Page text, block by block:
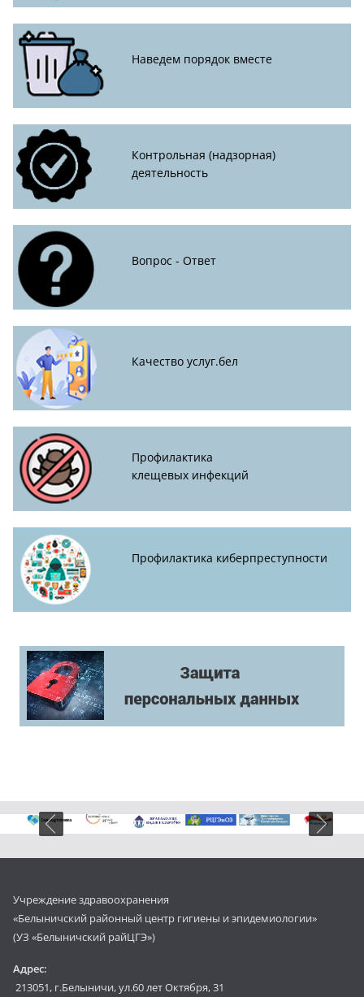
Наведем порядок вместе
Контрольная (надзорная)
деятельность
Вопрос - Ответ
Качество услуг.бел
Профилактика
клещевых инфекций
Профилактика киберпреступности
Учреждение здравоохранения
«Белыничский районный центр гигиены и эпидемиологии»
(УЗ «Белыничский райЦГЭ»)
Адрес:
213051, г.Белыничи, ул.60 лет Октября, 31